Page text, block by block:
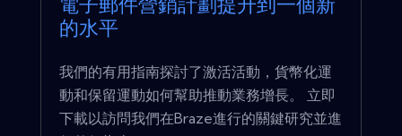
電子郵件營銷計劃提升到一個新
的水平
我們的有用指南探討了激活活動，貨幣化運
動和保留運動如何幫助推動業務增長。 立即
下載以訪問我們在Braze進行的關鍵研究並進